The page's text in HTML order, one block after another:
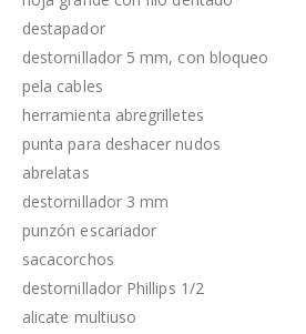
destapador
destornillador 5 mm, con bloqueo
pela cables
herramienta abregrilletes
punta para deshacer nudos
abrelatas
destornillador 3 mm
punzón escariador
sacacorchos
destornillador Phillips 1/2
alicate multiuso